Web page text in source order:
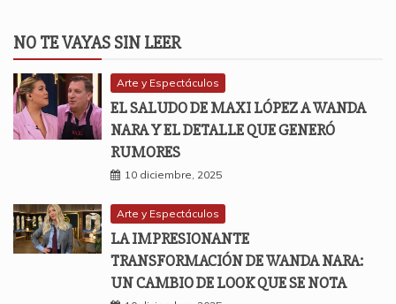
NO TE VAYAS SIN LEER
Arte y Espectáculos
EL SALUDO DE MAXI LÓPEZ A WANDA
NARA Y EL DETALLE QUE GENERÓ
RUMORES
10 diciembre, 2025
Arte y Espectáculos
LA IMPRESIONANTE
TRANSFORMACIÓN DE WANDA NARA:
UN CAMBIO DE LOOK QUE SE NOTA